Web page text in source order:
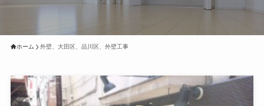
ホーム 外壁、大田区、品川区、外壁工事